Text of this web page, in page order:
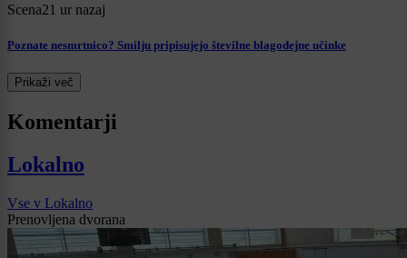
Scena21 ur nazaj
Poznate nesmrtnico? Smilju pripisujejo številne blagodejne učinke
Prikaži več
Komentarji
Lokalno
Vse v Lokalno
Prenovljena dvorana